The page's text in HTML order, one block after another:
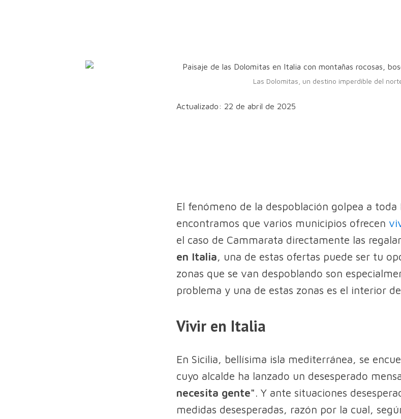
Las Dolomitas, un destino imperdible del
Actualizado: 22 de abril de 2025
El fenómeno de la despoblación golpea a toda
encontramos que varios municipios ofrecen
el caso de Cammarata directamente las
en Italia , una de estas ofertas puede ser tu
zonas que se van despoblando son
problema y una de estas zonas es el interior
Vivir en Italia
En Sicilia, bellísima isla mediterránea, se
cuyo alcalde ha lanzado un desesperado
necesita gente". Y ante situaciones
medidas desesperadas, razón por la cual,